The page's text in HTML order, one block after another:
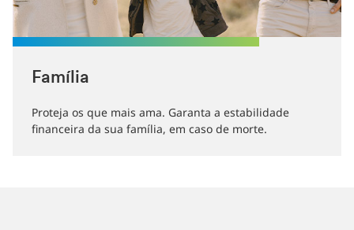
Família
Proteja os que mais ama. Garanta a estabilidade
financeira da sua família, em caso de morte.